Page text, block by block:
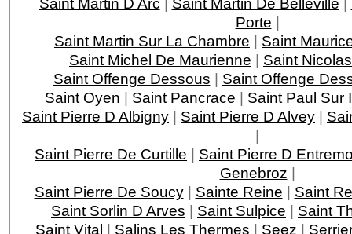
Porte |
Saint Martin Sur La Chambre | Saint
Saint Michel De Maurienne | Saint
Saint Offenge Dessous | Saint Offenge
Saint Oyen | Saint Pancrace | Saint Paul Sur
Saint Pierre D Albigny | Saint Pierre D Alvey |
|
Saint Pierre De Curtille | Saint Pierre D
Genebroz |
Saint Pierre De Soucy| Sainte Reine | Saint
Saint Sorlin D Arves | Saint Sulpice | Saint
Saint Vital | Salins Les Thermes | Seez |